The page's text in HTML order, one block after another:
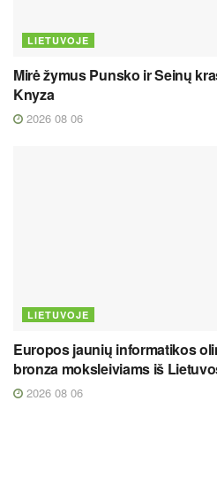
LIETUVOJE
Mirė žymus Punsko ir Seinų
Knyza
2026 08 06
LIETUVOJE
Europos jaunių informatikos
bronza moksleiviams iš
2026 08 06